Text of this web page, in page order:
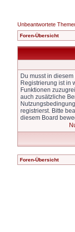
Unbeantwortete
Foren-Übersicht
Du musst in
Registrierung ist in
Funktionen
auch zusätzliche
registrierst. Bitte
diesem Board
Foren-Übersicht